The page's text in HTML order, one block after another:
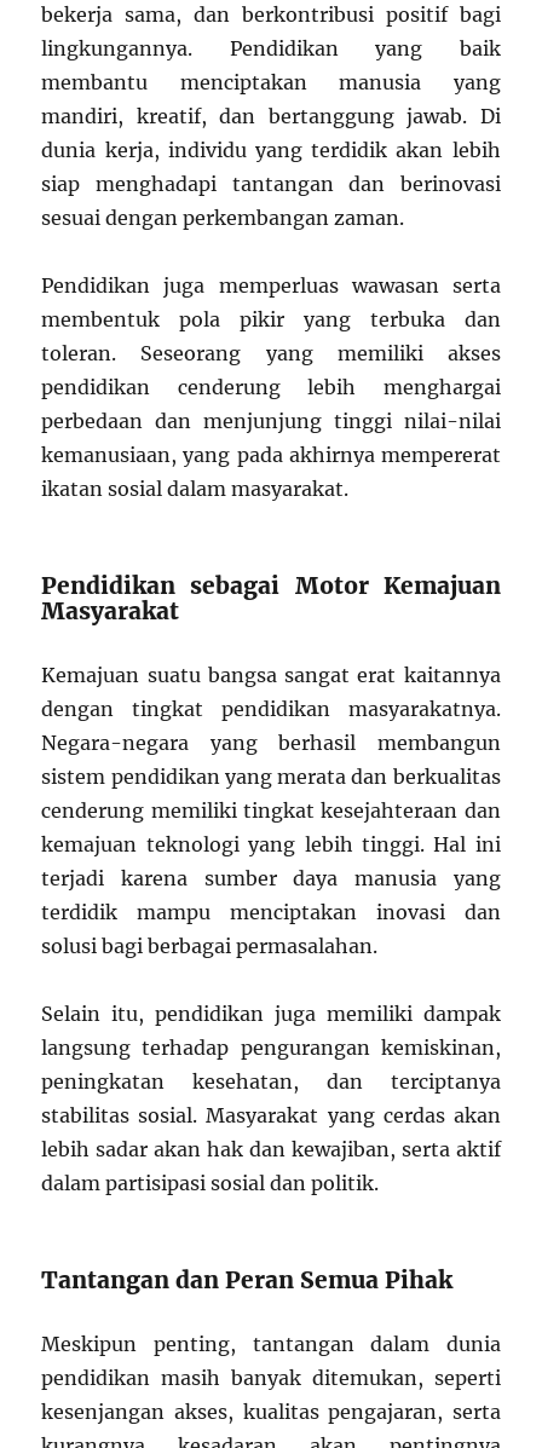
bekerja sama, dan berkontribusi positif bagi
lingkungannya. Pendidikan yang baik
membantu menciptakan manusia yang
mandiri, kreatif, dan bertanggung jawab. Di
dunia kerja, individu yang terdidik akan lebih
siap menghadapi tantangan dan berinovasi
sesuai dengan perkembangan zaman.
Pendidikan juga memperluas wawasan serta
membentuk pola pikir yang terbuka dan
toleran. Seseorang yang memiliki akses
pendidikan cenderung lebih menghargai
perbedaan dan menjunjung tinggi nilai-nilai
kemanusiaan, yang pada akhirnya mempererat
ikatan sosial dalam masyarakat.
Pendidikan sebagai Motor Kemajuan
Masyarakat
Kemajuan suatu bangsa sangat erat kaitannya
dengan tingkat pendidikan masyarakatnya.
Negara-negara yang berhasil membangun
sistem pendidikan yang merata dan berkualitas
cenderung memiliki tingkat kesejahteraan dan
kemajuan teknologi yang lebih tinggi. Hal ini
terjadi karena sumber daya manusia yang
terdidik mampu menciptakan inovasi dan
solusi bagi berbagai permasalahan.
Selain itu, pendidikan juga memiliki dampak
langsung terhadap pengurangan kemiskinan,
peningkatan kesehatan, dan terciptanya
stabilitas sosial. Masyarakat yang cerdas akan
lebih sadar akan hak dan kewajiban, serta aktif
dalam partisipasi sosial dan politik.
Tantangan dan Peran Semua Pihak
Meskipun penting, tantangan dalam dunia
pendidikan masih banyak ditemukan, seperti
kesenjangan akses, kualitas pengajaran, serta